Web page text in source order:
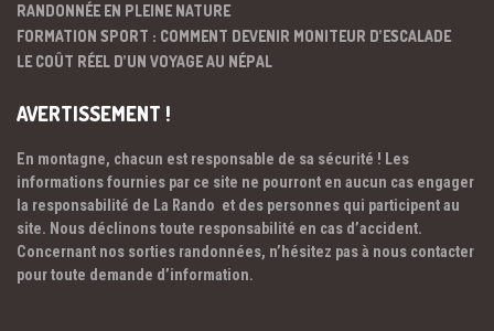
RANDONNÉE EN PLEINE NATURE
FORMATION SPORT : COMMENT DEVENIR MONITEUR D’ESCALADE
LE COÛT RÉEL D’UN VOYAGE AU NÉPAL
AVERTISSEMENT !
En montagne, chacun est responsable de sa sécurité ! Les
informations fournies par ce site ne pourront en aucun cas engager
la responsabilité de La Rando et des personnes qui participent au
site. Nous déclinons toute responsabilité en cas d’accident.
Concernant nos sorties randonnées, n’hésitez pas à nous contacter
pour toute demande d’information.